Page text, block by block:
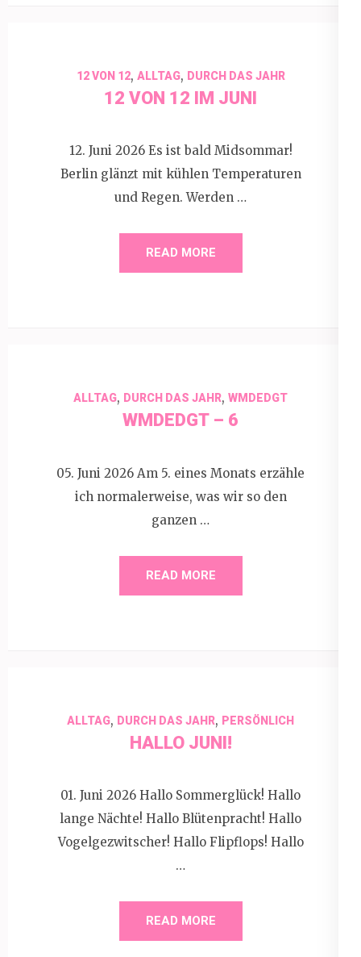
12 VON 12, ALLTAG, DURCH DAS JAHR
12 VON 12 IM JUNI
12. Juni 2026 Es ist bald Midsommar!
Berlin glänzt mit kühlen Temperaturen
und Regen. Werden …
READ MORE
ALLTAG, DURCH DAS JAHR, WMDEDGT
WMDEDGT – 6
05. Juni 2026 Am 5. eines Monats erzähle
ich normalerweise, was wir so den
ganzen …
READ MORE
ALLTAG, DURCH DAS JAHR, PERSÖNLICH
HALLO JUNI!
01. Juni 2026 Hallo Sommerglück! Hallo
lange Nächte! Hallo Blütenpracht! Hallo
Vogelgezwitscher! Hallo Flipflops! Hallo
…
READ MORE